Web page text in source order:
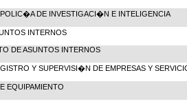
DE INVESTIGACI�N E INTELIGENCIA
INTERNOS
DE ASUNTOS INTERNOS
Y SUPERVISI�N DE EMPRESAS Y
EQUIPAMIENTO